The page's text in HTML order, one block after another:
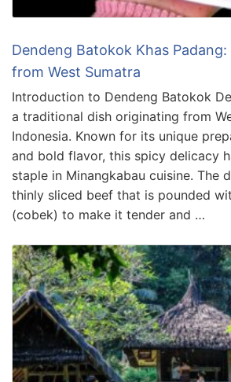
Dendeng Batokok Khas
from West Sumatra
Introduction to Dendeng Batokok
a traditional dish originating from
Indonesia. Known for its unique
and bold flavor, this spicy delicacy
staple in Minangkabau cuisine. The
thinly sliced beef that is pounded
(cobek) to make it tender and …